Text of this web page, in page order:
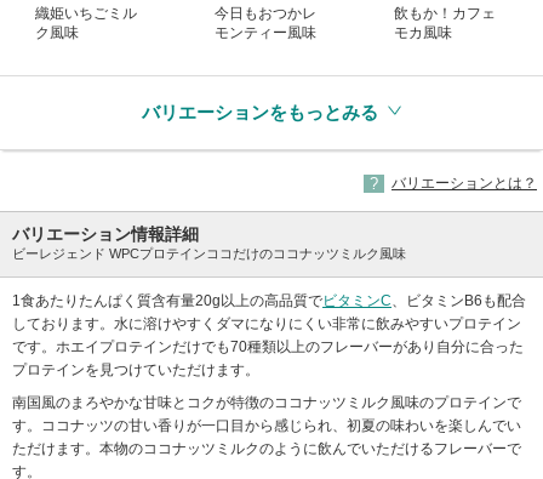
織姫いちごミル
ク風味
今日もおつかレ
モンティー風味
飲もか！カフェ
モカ風味
バリエーションをもっとみる
バリエーションとは？
バリエーション情報詳細
ビーレジェンド WPCプロテインココだけのココナッツミルク風味
1食あたりたんぱく質含有量20g以上の高品質でビタミンC、ビタミンB6も配合
しております。水に溶けやすくダマになりにくい非常に飲みやすいプロテイン
です。ホエイプロテインだけでも70種類以上のフレーバーがあり自分に合った
プロテインを見つけていただけます。
南国風のまろやかな甘味とコクが特徴のココナッツミルク風味のプロテインで
す。ココナッツの甘い香りが一口目から感じられ、初夏の味わいを楽しんでい
ただけます。本物のココナッツミルクのように飲んでいただけるフレーバーで
す。